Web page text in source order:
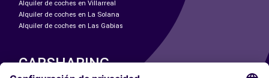
Alquiler de coches en Villarreal
Alquiler de coches en La Solana
Alquiler de coches en Las Gabias
CARSHARING